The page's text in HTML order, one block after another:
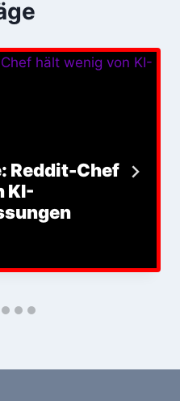
Reddit-Chef
KI-